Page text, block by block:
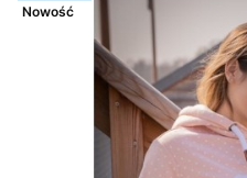
Nowość